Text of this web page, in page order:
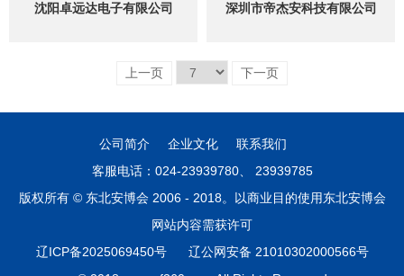
沈阳卓远达电子有限公司 深圳市帝杰安科技有限公司
上一页 下一页
公司简介 企业文化
联系我们
客服电话：024-23939780、 23939785
版权所有 © 东北安博会 2006 - 2018。以商业目的使用东北安博会
网站内容需获许可
辽ICP备2025069450号
辽公网安备 21010302000566号